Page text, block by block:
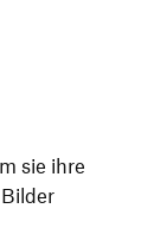
sie ihre